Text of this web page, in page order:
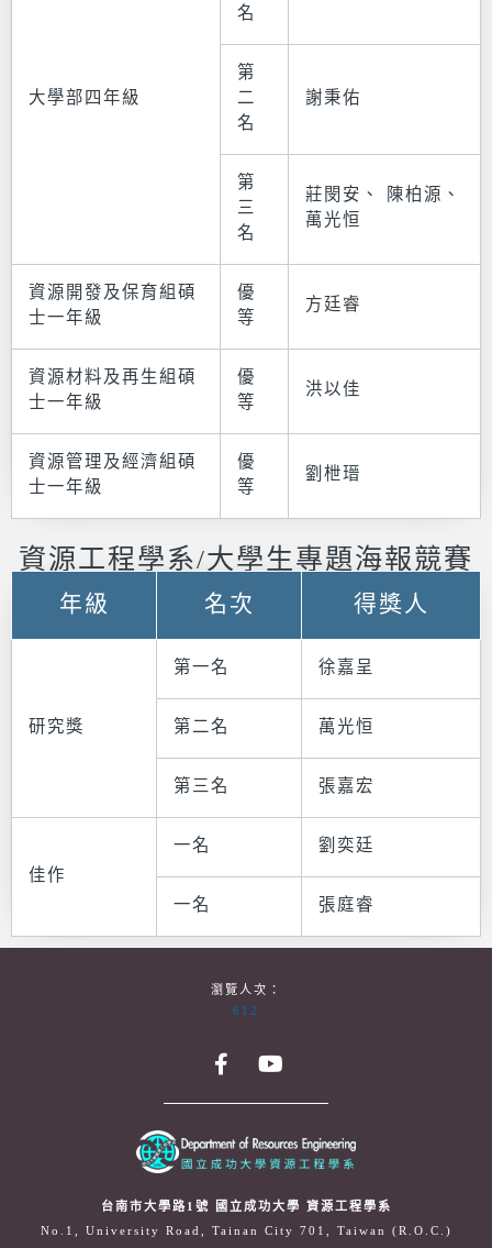
大學部四年級
名
第
二
名
謝秉佑
第
三
名
莊閔安、 陳柏源、
萬光恒
資源開發及保育組碩
士一年級
優
等
方廷睿
資源材料及再生組碩
士一年級
優
等
洪以佳
資源管理及經濟組碩
士一年級
優
等
劉枻瑨
資源工程學系/大學生專題海報競賽
年級 名次 得獎人
研究獎
第一名 徐嘉呈
第二名 萬光恒
第三名 張嘉宏
佳作
一名 劉奕廷
一名 張庭睿
瀏覽人次：
612
台南市大學路1號 國立成功大學 資源工程學系
No.1, University Road, Tainan City 701, Taiwan (R.O.C.)